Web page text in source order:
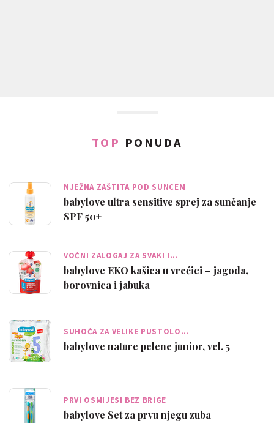
TOP PONUDA
NJEŽNA ZAŠTITA POD SUNCEM
babylove ultra sensitive sprej za sunčanje
SPF 50+
VOĆNI ZALOGAJ ZA SVAKI I…
babylove EKO kašica u vrećici – jagoda,
borovnica i jabuka
SUHOĆA ZA VELIKE PUSTOLO…
babylove nature pelene junior, vel. 5
PRVI OSMIJESI BEZ BRIGE
babylove Set za prvu njegu zuba